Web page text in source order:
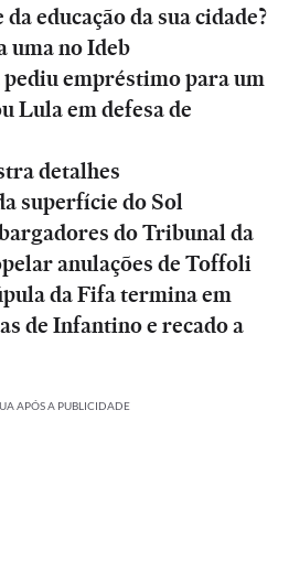
educação da sua cidade?
uma no Ideb
pediu empréstimo para um
Lula em defesa de
detalhes
superfície do Sol
do Tribunal da
anulações de Toffoli
da Fifa termina em
de Infantino e recado a
APÓS A PUBLICIDADE